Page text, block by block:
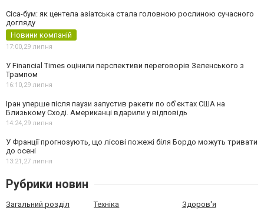
Cica-бум: як центела азіатська стала головною рослиною сучасного
догляду
Новини компаній
17:00,29 липня
У Financial Times оцінили перспективи переговорів Зеленського з
Трампом
16:10,29 липня
Іран уперше після паузи запустив ракети по обʼєктах США на
Близькому Сході. Американці вдарили у відповідь
14:24,29 липня
У Франції прогнозують, що лісові пожежі біля Бордо можуть тривати
до осені
13:21,27 липня
Рубрики новин
Загальний розділ Техніка Здоров'я